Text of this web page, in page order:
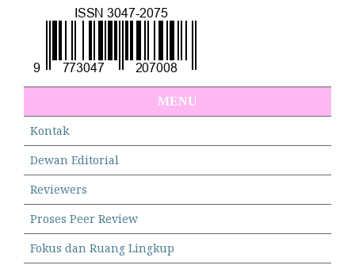
MENU
Kontak
Dewan Editorial
Reviewers
Proses Peer Review
Fokus dan Ruang Lingkup